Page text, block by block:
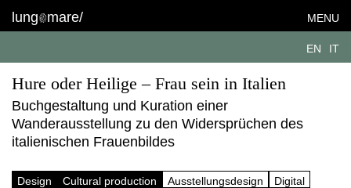
lung mare/ MENU
EN IT
Hure oder Heilige – Frau sein in Italien
Buchgestaltung und Kuration einer
Wanderausstellung zu den Widersprüchen des
italienischen Frauenbildes
Design Cultural production Ausstellungsdesign
Digital